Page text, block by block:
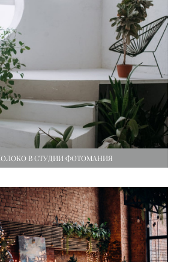
В СТУДИИ ФОТОМАНИЯ